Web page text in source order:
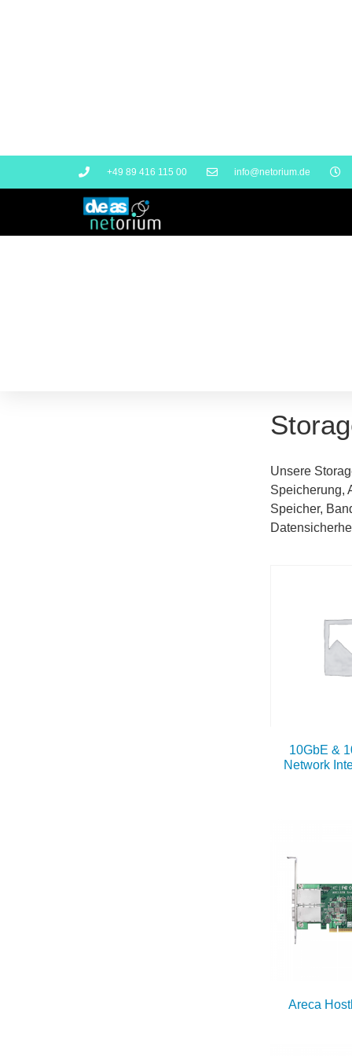
+49 89 416 115 00 info@netorium.de
Unsere
Speicherung,
Speicher,
10GbE &
Network
Areca